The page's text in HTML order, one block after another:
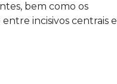
bem como os
incisivos centrais e